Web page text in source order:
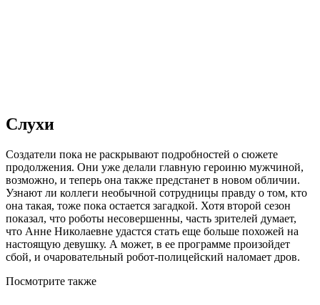
Слухи
Создатели пока не раскрывают подробностей о сюжете
продолжения. Они уже делали главную героиню мужчиной,
возможно, и теперь она также предстанет в новом обличии.
Узнают ли коллеги необычной сотрудницы правду о том, кто
она такая, тоже пока остается загадкой. Хотя второй сезон
показал, что роботы несовершенны, часть зрителей думает,
что Анне Николаевне удастся стать еще больше похожей на
настоящую девушку. А может, в ее программе произойдет
сбой, и очаровательный робот-полицейский наломает дров.
Посмотрите также